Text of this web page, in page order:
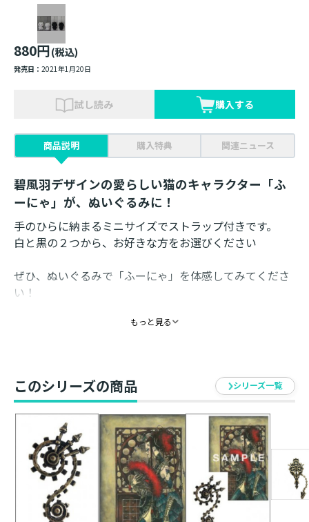
880円(税込)
発売日： 2021年1月20日
試し読み 購入する
商品説明 購入特典 関連ニュース
碧風羽デザインの愛らしい猫のキャラクター「ふ
ーにゃ」が、ぬいぐるみに！
手のひらに納まるミニサイズでストラップ付きです。
白と黒の２つから、お好きな方をお選びください
ぜひ、ぬいぐるみで「ふーにゃ」を体感してみてくださ
い！
サイズ ：（全長）約10cm （幅）最大約7cm
発売元 ： TOブックス
もっと見る
このシリーズの商品 シリーズ一覧